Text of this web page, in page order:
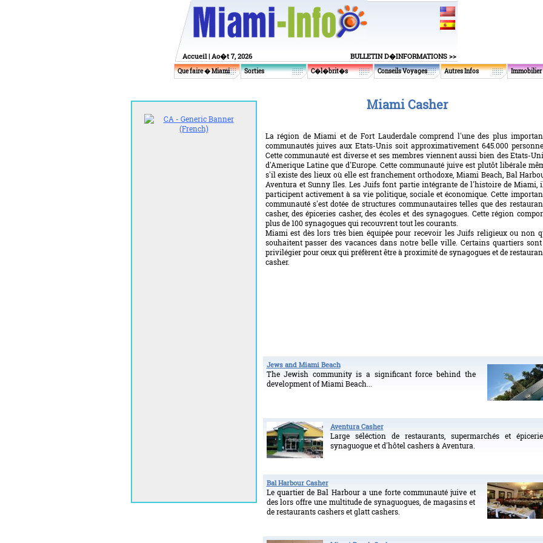
Accueil| Ao�t 7, 2026 BULLETIN D�INFORMATIONS >>
Que faire � Miami Sorties C�l�brit�s Conseils Voyages Autres Infos
Miami Casher
La région de Miami et de Fort Lauderdale comprend l'une des plus
communautés juives aux Etats-Unis soit approximativement 645.000
Cette communauté est diverse et ses membres viennent aussi bien des Etats-
d'Amerique Latine que d'Europe. Cette communauté juive est plutôt libérale
s'il existe des lieux où elle est franchement orthodoxe, Miami Beach, Bal
Aventura et Sunny Iles. Les Juifs font partie intégrante de l'histoire de Miami,
participent activement à sa vie politique, sociale et économique. Cette
communauté s'est dotée de structures communautaires telles que des
casher, des épiceries casher, des écoles et des synagogues. Cette région
plus de 100 synagogues qui recouvrent tout les courants.
Miami est dès lors très bien équipée pour recevoir les Juifs religieux ou non
souhaitent passer des vacances dans notre belle ville. Certains quartiers
privilégier pour ceux qui préfèrent être à proximité de synagogues et de
casher.
Jews and Miami Beach
The Jewish community is a significant force behind the
development of Miami Beach...
Aventura Casher
Large séléction de restaurants, supermarchés et
synaguogue et d'hôtel cashers à Aventura.
Bal Harbour Casher
Le quartier de Bal Harbour a une forte communauté juive et
des lors offre une multitude de synaguogues, de magasins et
de restaurants cashers et glatt cashers.